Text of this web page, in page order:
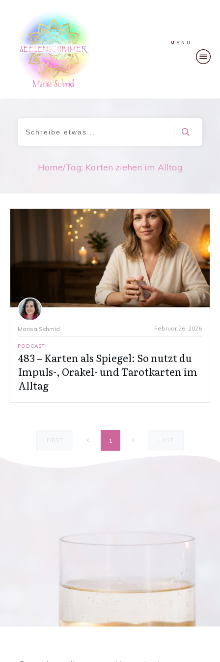
MENU
Home/Tag: Karten ziehen im Alltag
Marisa Schmid Februar 26, 2026
PODCAST
483 – Karten als Spiegel: So nutzt du
Impuls-, Orakel- und Tarotkarten im
Alltag
FIRST 1 LAST